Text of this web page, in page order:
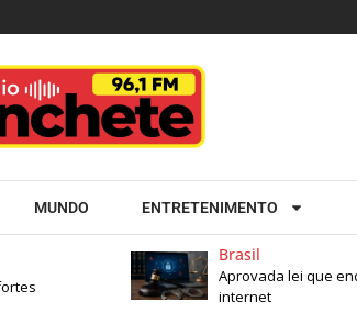
MUNDO ENTRETENIMENTO
Brasil
Aprovada lei que
internet